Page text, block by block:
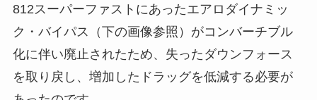
812スーパーファストにあったエアロダイナミッ
ク・バイパス（下の画像参照）がコンバーチブル
化に伴い廃止されたため、失ったダウンフォース
を取り戻し、増加したドラッグを低減する必要が